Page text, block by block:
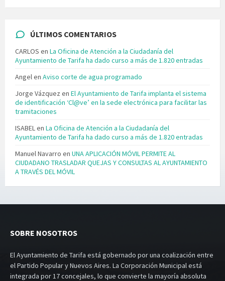
ÚLTIMOS COMENTARIOS
CARLOS en La Oficina de Atención a la Ciudadanía del
Ayuntamiento de Tarifa ha dado curso a más de 1.820 entradas
Angelen Aviso corte de agua programado
Jorge Vázquez en El Ayuntamiento de Tarifa implanta el sistema
de identificación ‘Cl@ve’ en la sede electrónica para facilitar las
tramitaciones
ISABELen La Oficina de Atención a la Ciudadanía del
Ayuntamiento de Tarifa ha dado curso a más de 1.820 entradas
Manuel Navarro en UNA APLICACIÓN MÓVIL PERMITE AL
CIUDADANO TRASLADAR QUEJAS Y CONSULTAS AL AYUNTAMIENTO
A TRAVÉS DEL MÓVIL
SOBRE NOSOTROS
El Ayuntamiento de Tarifa está gobernado por una coalización entre
el Partido Popular y Nuevos Aires. La Corporación Municipal está
integrada por 17 concejales, lo que convierte la mayoría absoluta